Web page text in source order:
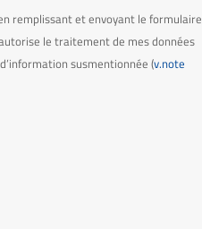
remplissant et envoyant le formulaire
le traitement de mes données
susmentionnée (v.note